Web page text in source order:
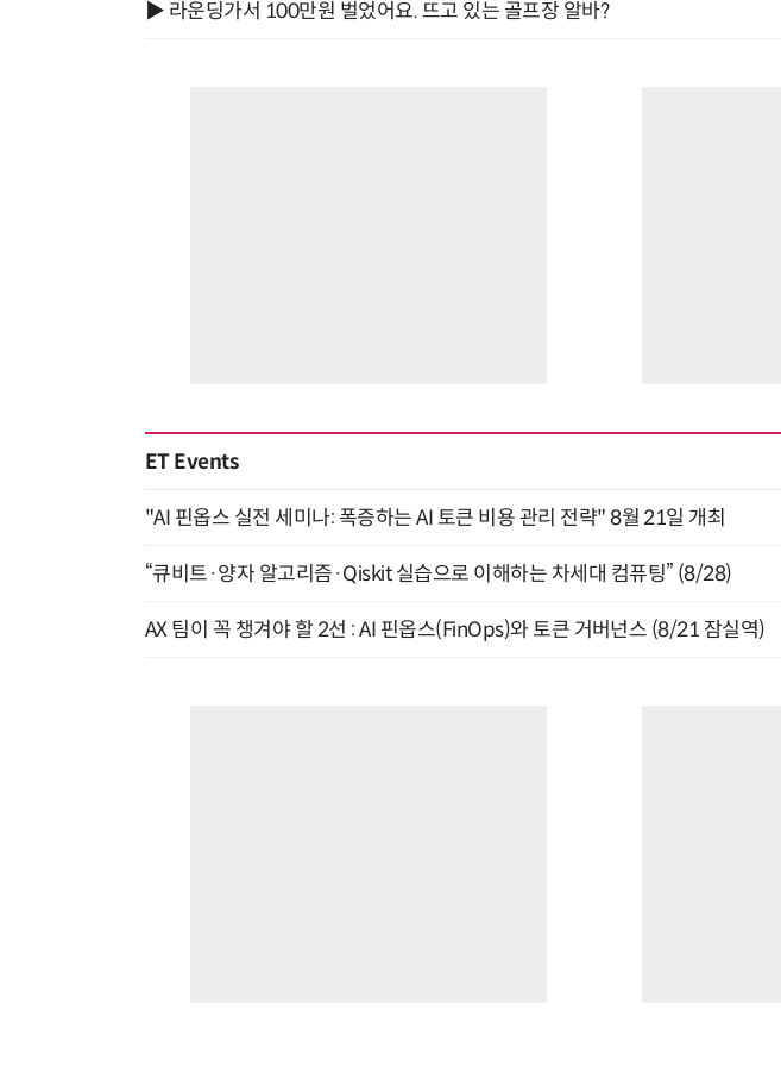
▶ 라운딩가서 100만원 벌었어요. 뜨고 있는 골프장 알바?
ET Events
"AI 핀옵스 실전 세미나: 폭증하는 AI 토큰 비용 관리 전략" 8월 21일 개최
“큐비트·양자 알고리즘·Qiskit 실습으로 이해하는 차세대 컴퓨팅” (8/28)
AX 팀이 꼭 챙겨야 할 2선 : AI 핀옵스(FinOps)와 토큰 거버넌스 (8/21 잠실역)